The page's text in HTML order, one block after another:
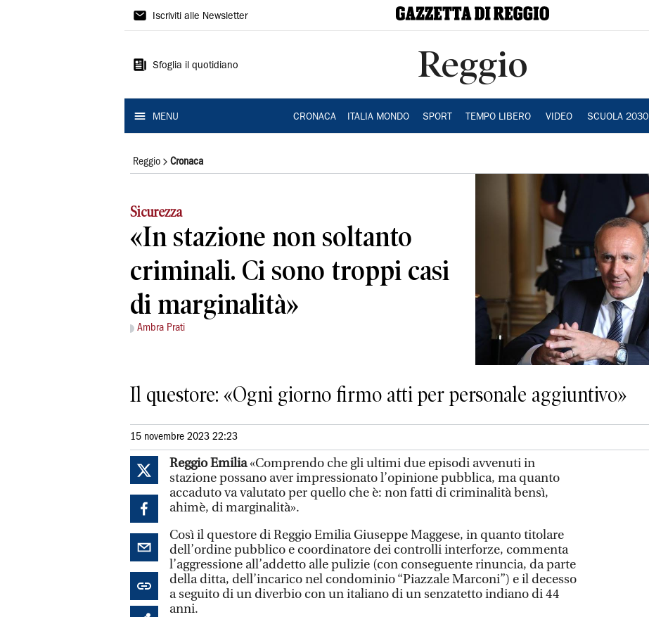
Gazzetta
Reggio
Iscriviti alle Newsletter
Sfoglia il quotidiano Reggio
MENU CRONACA ITALIA MONDO SPORT TEMPO LIBERO VIDEO SCUOLA 2030
Reggio Cronaca
Sicurezza
«In stazione non soltanto
criminali. Ci sono troppi casi
di marginalità»
Ambra Prati
Il questore: «Ogni giorno firmo atti per personale aggiuntivo»
15 novembre 2023 22:23
Reggio Emilia«Comprendo che gli ultimi due episodi avvenuti in
stazione possano aver impressionato l’opinione pubblica, ma quanto
accaduto va valutato per quello che è: non fatti di criminalità bensì,
ahimè, di marginalità».
Così il questore di Reggio Emilia Giuseppe Maggese, in quanto titolare
dell’ordine pubblico e coordinatore dei controlli interforze, commenta
l’aggressione all’addetto alle pulizie (con conseguente rinuncia, da parte
della ditta, dell’incarico nel condominio “Piazzale Marconi”) e il decesso
a seguito di un diverbio con un italiano di un senzatetto indiano di 44
anni.